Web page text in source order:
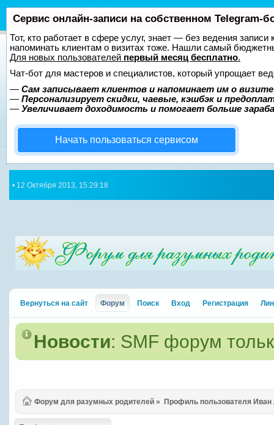
Сервис онлайн-записи на собственном Telegram-
Тот, кто работает в сфере услуг, знает — без ведения
напоминать клиентам о визитах тоже. Нашли самый
Для новых пользователей первый месяц бесплатно.
Чат-бот для мастеров и специалистов, который упрощает
— Сам записывает клиентов и напоминает им о
— Персонализирует скидки, чаевые, кэшбэк и
— Увеличивает доходимость и помогает больше
Начать пользоваться сервисом
• 12 Октября 2013, 15:29:18
Вернуться на сайт Форум Поиск Вход Регистрация
Новости: SMF форум
Форум для разумных родителей » Профиль пользователя Иван